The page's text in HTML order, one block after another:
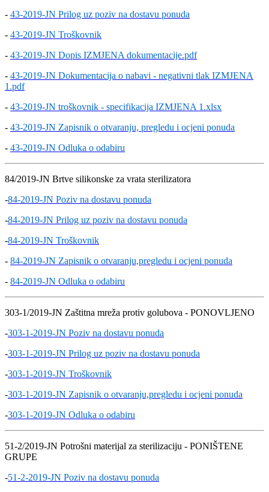
- 43-2019-JN Prilog uz poziv na dostavu ponuda
- 43-2019-JN Troškovnik
- 43-2019-JN Dopis IZMJENA dokumentacije.pdf
- 43-2019-JN Dokumentacija o nabavi - negativni tlak IZMJENA
1.pdf
- 43-2019-JN troškovnik - specifikacija IZMJENA 1.xlsx
- 43-2019-JN Zapisnik o otvaranju, pregledu i ocjeni ponuda
- 43-2019-JN Odluka o odabiru
84/2019-JN Brtve silikonske za vrata sterilizatora
-84-2019-JN Poziv na dostavu ponuda
-84-2019-JN Prilog uz poziv na dostavu ponuda
-84-2019-JN Troškovnik
- 84-2019-JN Zapisnik o otvaranju,pregledu i ocjeni ponuda
- 84-2019-JN Odluka o odabiru
303-1/2019-JN Zaštitna mreža protiv golubova - PONOVLJENO
-303-1-2019-JN Poziv na dostavu ponuda
-303-1-2019-JN Prilog uz poziv na dostavu ponuda
-303-1-2019-JN Troškovnik
-303-1-2019-JN Zapisnik o otvaranju,pregledu i ocjeni ponuda
-303-1-2019-JN Odluka o odabiru
51-2/2019-JN Potrošni materijal za sterilizaciju - PONIŠTENE
GRUPE
-51-2-2019-JN Poziv na dostavu ponuda